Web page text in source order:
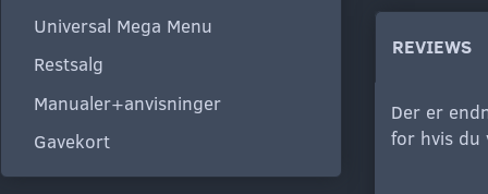
Universal Mega Menu
Restsalg
Manualer+anvisninger
Gavekort
REVIEWS
Der er
for hvis du